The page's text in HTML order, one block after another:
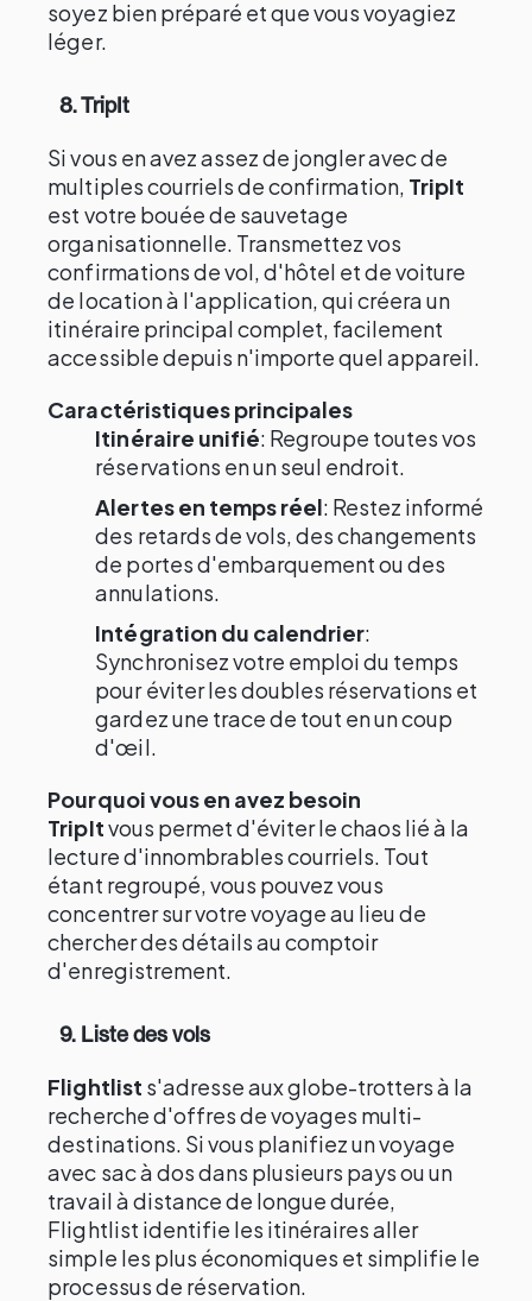
soyez bien préparé et que vous voyagiez
léger.
8. TripIt
Si vous en avez assez de jongler avec de
multiples courriels de confirmation, TripIt
est votre bouée de sauvetage
organisationnelle. Transmettez vos
confirmations de vol, d'hôtel et de voiture
de location à l'application, qui créera un
itinéraire principal complet, facilement
accessible depuis n'importe quel appareil.
Caractéristiques principales
Itinéraire unifié: Regroupe toutes vos
réservations en un seul endroit.
Alertes en temps réel: Restez informé
des retards de vols, des changements
de portes d'embarquement ou des
annulations.
Intégration du calendrier:
Synchronisez votre emploi du temps
pour éviter les doubles réservations et
gardez une trace de tout en un coup
d'œil.
Pourquoi vous en avez besoin
TripItvous permet d'éviter le chaos lié à la
lecture d'innombrables courriels. Tout
étant regroupé, vous pouvez vous
concentrer sur votre voyage au lieu de
chercher des détails au comptoir
d'enregistrement.
9. Liste des vols
Flightlist s'adresse aux globe-trotters à la
recherche d'offres de voyages multi-
destinations. Si vous planifiez un voyage
avec sac à dos dans plusieurs pays ou un
travail à distance de longue durée,
Flightlist identifie les itinéraires aller
simple les plus économiques et simplifie le
processus de réservation.